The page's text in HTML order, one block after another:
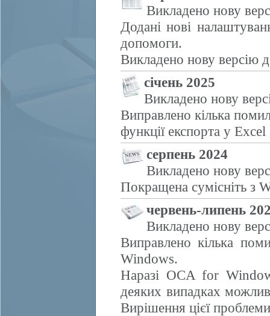
Викладено нову
Додані нові
допомоги.
Викладено нову версію
січень 2025
Викладено нову
Виправлено кілька
функції експорта у Excel
серпень 2024
Викладено нову
Покращена сумісніть з
червень-липень
Викладено нову
Виправлено кілька
Windows.
Наразі OCA for
деяких випадках
Вирішення цієї